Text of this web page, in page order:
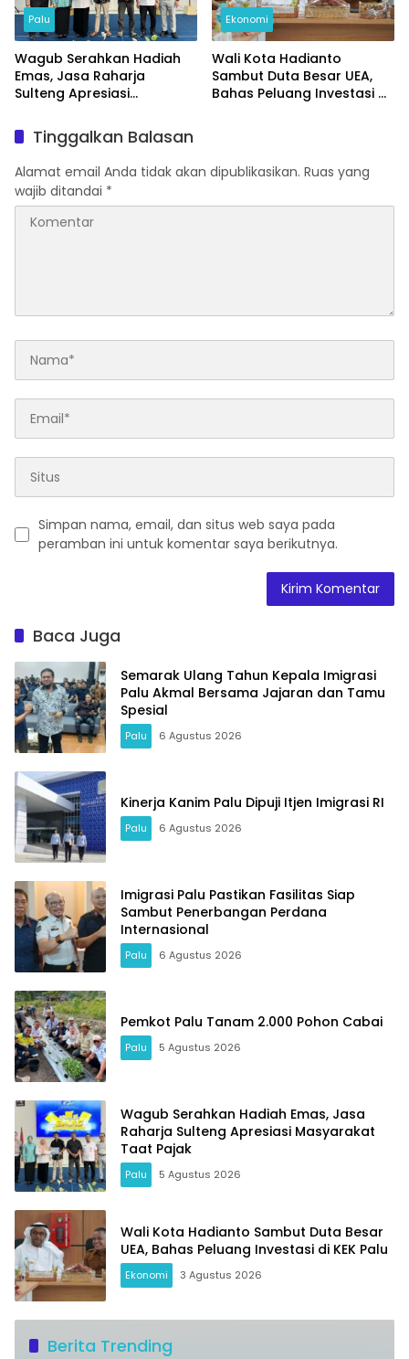
Palu
Wagub Serahkan Hadiah
Emas, Jasa Raharja
Sulteng Apresiasi
Ekonomi
Wali Kota Hadianto
Sambut Duta Besar UEA,
Bahas Peluang Investasi di
Tinggalkan Balasan
Alamat email Anda tidak akan dipublikasikan. Ruas yang
wajib ditandai *
Simpan nama, email, dan situs web saya pada
peramban ini untuk komentar saya berikutnya.
Baca Juga
Semarak Ulang Tahun Kepala Imigrasi
Palu Akmal Bersama Jajaran dan Tamu
Spesial
Palu 6 Agustus 2026
Kinerja Kanim Palu Dipuji Itjen Imigrasi RI
Palu 6 Agustus 2026
Imigrasi Palu Pastikan Fasilitas Siap
Sambut Penerbangan Perdana
Internasional
Palu 6 Agustus 2026
Pemkot Palu Tanam 2.000 Pohon Cabai
Palu 5 Agustus 2026
Wagub Serahkan Hadiah Emas, Jasa
Raharja Sulteng Apresiasi Masyarakat
Taat Pajak
Palu 5 Agustus 2026
Wali Kota Hadianto Sambut Duta Besar
UEA, Bahas Peluang Investasi di KEK Palu
Ekonomi 3 Agustus 2026
Berita Trending